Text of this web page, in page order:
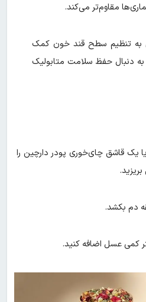
مقاوم‌تر می‌کند.
به تنظیم سطح قند خون کمک
به دنبال حفظ سلامت متابولیک
یک قاشق چای‌خوری پودر دارچین را
کمی عسل اضافه کنید.